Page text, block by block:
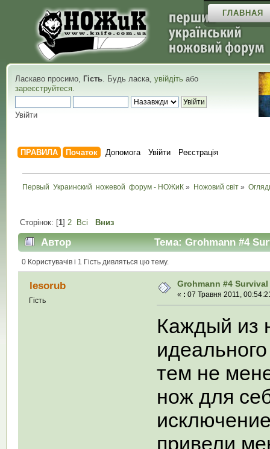
ГЛАВНАЯ
Ласкаво просимо, Гість. Будь ласка, увійдіть або
зареєструйтеся.
Увійти
ПРАВИЛА Початок Допомога Увійти Реєстрація
Первый  Украинский  ножевой  форум - НОЖиК » Ножовий світ »
Сторінок: [1] 2 Всі Вниз
Автор Тема: Grohmann #4
0 Користувачів і 1 Гість дивляться цю тему.
lesorub
Гість
Grohmann #4
« : 07 Травня 2011,
Каждый из
тем не
нож для
привели